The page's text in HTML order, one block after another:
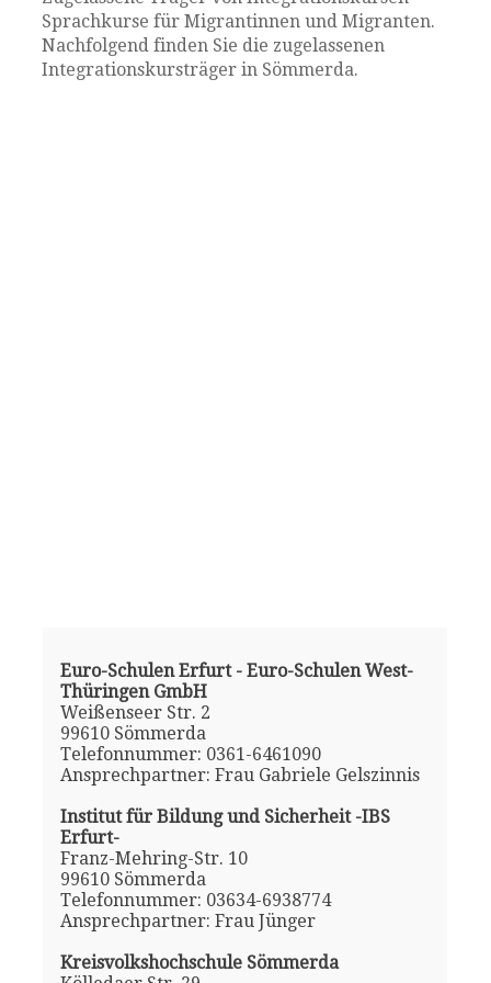
Sprachkurse für Migrantinnen und Migranten.
Nachfolgend finden Sie die zugelassenen
Integrationskursträger in Sömmerda.
Euro-Schulen Erfurt - Euro-Schulen West-
Thüringen GmbH
Weißenseer Str. 2
99610 Sömmerda
Telefonnummer: 0361-6461090
Ansprechpartner: Frau Gabriele Gelszinnis
Institut für Bildung und Sicherheit -IBS
Erfurt-
Franz-Mehring-Str. 10
99610 Sömmerda
Telefonnummer: 03634-6938774
Ansprechpartner: Frau Jünger
Kreisvolkshochschule Sömmerda